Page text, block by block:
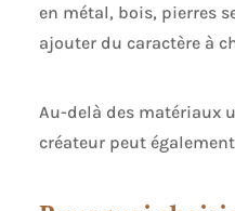
en métal, bois, pierres
ajouter du caractère à
Au-delà des matériaux
créateur peut